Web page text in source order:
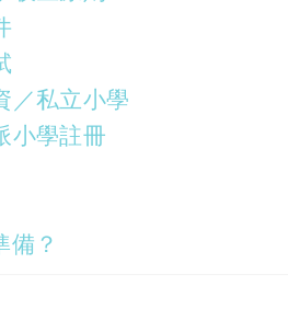
／私立小學
小學註冊
備？